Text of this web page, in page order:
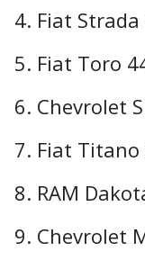
Fiat
Fiat Toro
Chevrolet
Fiat
RAM
Chevrolet